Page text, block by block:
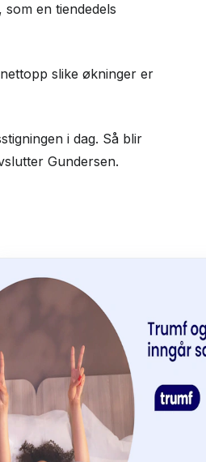
en tiendedels
slike økninger er
i dag. Så blir
Gundersen.